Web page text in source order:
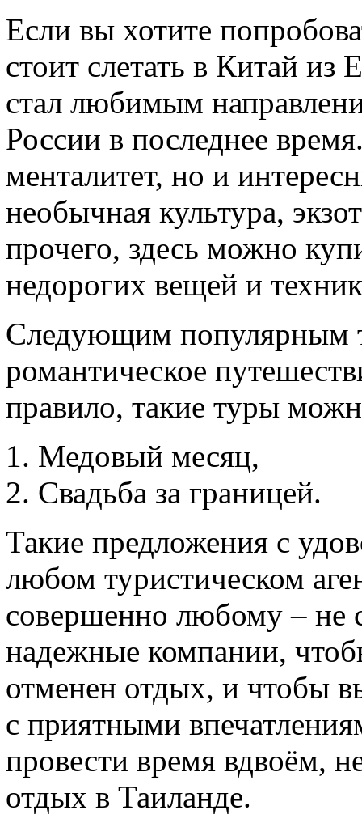
Если вы хотите
стоит слетать в Китай
стал любимым
России в последнее
менталитет, но и
необычная культура,
прочего, здесь можно
недорогих вещей и
Следующим популярным
романтическое
правило, такие туры
Медовый месяц,
Свадьба за границей.
Такие предложения с
любом туристическом
совершенно любому – не
надежные компании,
отменен отдых, и чтобы
с приятными
провести время вдвоём,
отдых в Таиланде.